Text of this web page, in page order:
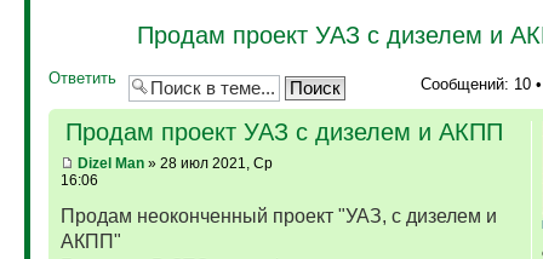
Продам проект УАЗ с дизелем и
Ответить Сообщений: 10
Продам проект УАЗ с дизелем и АКПП
Dizel Man» 28 июл 2021, Ср
16:06
Продам неоконченный проект "УАЗ, с дизелем и
АКПП"